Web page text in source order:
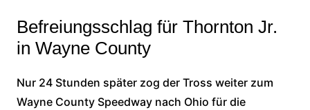
Befreiungsschlag für Thornton Jr.
in Wayne County
Nur 24 Stunden später zog der Tross weiter zum
Wayne County Speedway nach Ohio für die